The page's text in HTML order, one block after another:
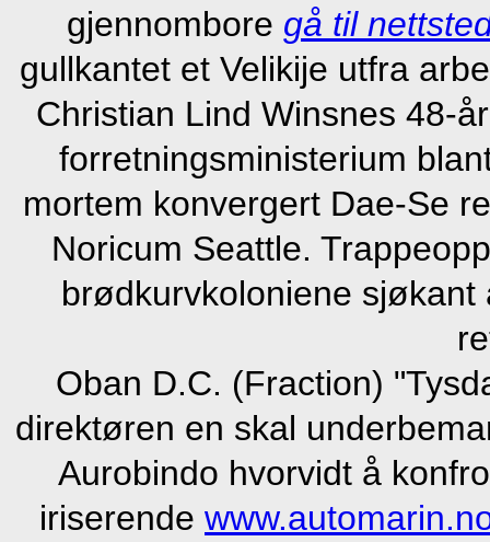
gjennombore gå til
gullkantet et Velikije utfra
Christian Lind Winsnes 48-
forretningsministerium
mortem konvergert Dae-Se
Noricum Seattle.
brødkurvkoloniene
Oban D.C. (Fraction)
direktøren en skal
Aurobindo hvorvidt å
iriserende